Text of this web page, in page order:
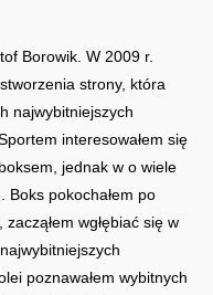
Borowik. W 2009 r.
strony, która
najwybitniejszych
interesowałem się
jednak w o wiele
Boks pokochałem po
wgłębiać się w
poznawałem wybitnych